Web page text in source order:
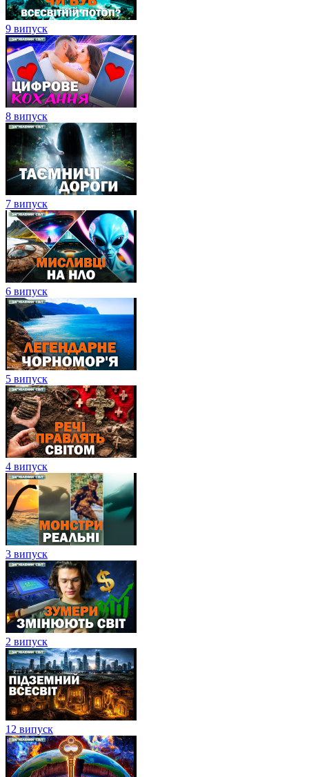
9 випуск
8 випуск
7 випуск
6 випуск
5 випуск
4 випуск
3 випуск
2 випуск
12 випуск